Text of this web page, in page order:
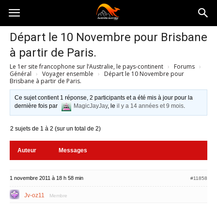
Australia-
australie.com
Départ le 10 Novembre pour Brisbane
à partir de Paris.
Le 1er site francophone sur l’Australie, le pays-continent › Forums ›
Général › Voyager ensemble ›
Départ le 10 Novembre pour
Brisbane à partir de Paris.
Ce sujet contient 1 réponse, 2 participants et a été mis à jour pour la
dernière fois par
MagicJayJay, leil y a 14 années et 9 mois.
2 sujets de 1 à 2 (sur un total de 2)
Auteur Messages
1 novembre 2011 à 18 h 58 min #11858
Jv-oz11 Membre